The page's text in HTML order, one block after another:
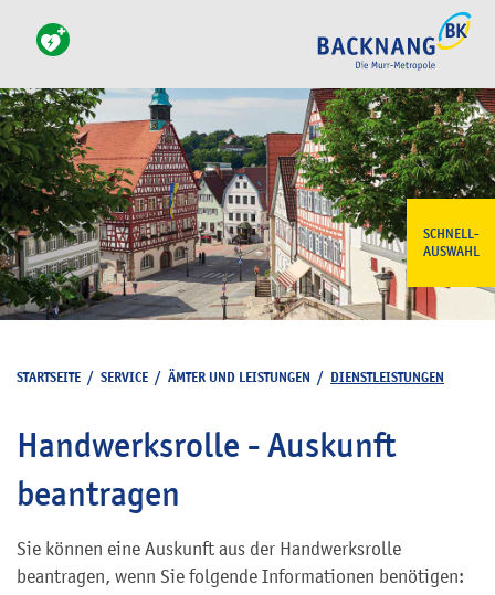
SCHNELL-
AUSWAHL
STARTSEITE / SERVICE / ÄMTER UND LEISTUNGEN / DIENSTLEISTUNGEN
Handwerksrolle - Auskunft
beantragen
Sie können eine Auskunft aus der Handwerksrolle
beantragen, wenn Sie folgende Informationen benötigen: